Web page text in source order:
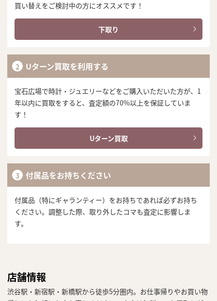
買い替えをご検討中の方にオススメです！
下取り
Uターン買取を利用する
宝石広場で時計・ジュエリーなどをご購入いただいた方が、1
年以内に買取をすると、査定額の70%以上を保証していま
す！
Uターン買取
付属品をお持ちください
付属品（特にギャランティー）をお持ちであれば必ずお持ち
ください。調整した際、取り外したコマも査定に影響しま
す。
店舗情報
渋谷駅・新宿駅・新橋駅から徒歩5分圏内。お仕事帰りやお買い物